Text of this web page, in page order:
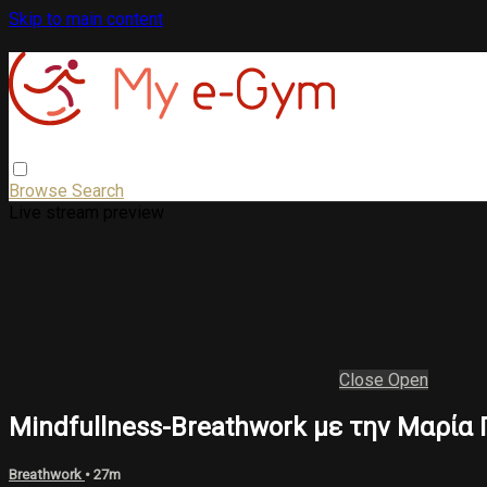
Skip to main content
Browse Search
Close Open
Mindfullness-Breathwork με την Μαρία
Breathwork • 27m